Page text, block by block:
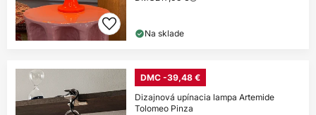
Na sklade
DMC -39,48 €
Dizajnová upínacia lampa Artemide
Tolomeo Pinza